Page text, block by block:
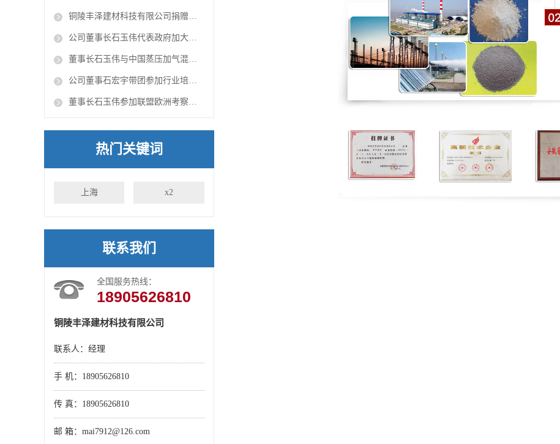
铜陵丰泽建材科技有限公司捐赠疫情防控物资
公司董事长石玉伟代表政府加大扶持小微企业提出意见
董事长石玉伟与中国蒸压加气混凝土技术创新联盟秘书长柯卫东一行考察科达公司装备制造
公司董事石宏宇带团参加行业培训活动
董事长石玉伟参加联盟欧洲考察团，参观欧洲加气行业生产和装备制造企业
热门关键词
上海 x2
联系我们
全国服务热线：
18905626810
铜陵丰泽建材科技有限公司
联系人：经理
手 机：18905626810
传 真：18905626810
邮 箱：mai7912@126.com